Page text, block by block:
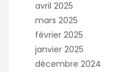
avril 2025
mars 2025
février 2025
janvier 2025
décembre 2024